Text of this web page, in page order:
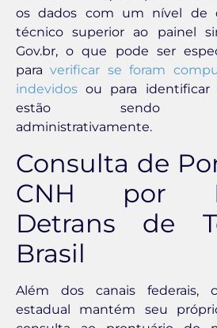
os dados com um nível de
técnico superior ao painel
Gov.br, o que pode ser
paraverificar se foram
indevidos ou para identificar
estão sendo
administrativamente.
Consulta de
CNH por
Detrans de
Brasil
Além dos canais federais,
estadual mantém seu